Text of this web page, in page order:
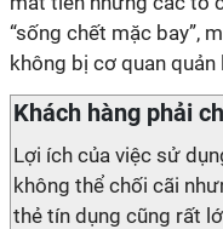
“sống chết mặc bay”,
không bị cơ quan quản
Khách hàng phải
Lợi ích của việc sử
không thể chối cãi
thẻ tín dụng cũng rất